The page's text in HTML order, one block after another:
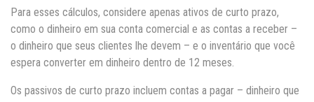
Para esses cálculos, considere apenas ativos de curto prazo,
como o dinheiro em sua conta comercial e as contas a receber –
o dinheiro que seus clientes lhe devem – e o inventário que você
espera converter em dinheiro dentro de 12 meses.
Os passivos de curto prazo incluem contas a pagar – dinheiro que